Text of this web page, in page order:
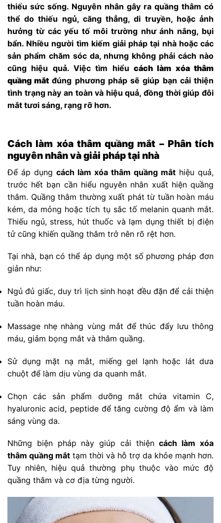
thiếu sức sống. Nguyên nhân gây ra quầng thâm có
thể do thiếu ngủ, căng thẳng, di truyền, hoặc ảnh
hưởng từ các yếu tố môi trường như ánh nắng, bụi
bẩn. Nhiều người tìm kiếm giải pháp tại nhà hoặc các
sản phẩm chăm sóc da, nhưng không phải cách nào
cũng hiệu quả. Việc tìm hiểu cách làm xóa thâm
quầng mắt đúng phương pháp sẽ giúp bạn cải thiện
tình trạng này an toàn và hiệu quả, đồng thời giúp đôi
mắt tươi sáng, rạng rỡ hơn.
Cách làm xóa thâm quầng mắt – Phân tích
nguyên nhân và giải pháp tại nhà
Để áp dụng cách làm xóa thâm quầng mắt hiệu quả,
trước hết bạn cần hiểu nguyên nhân xuất hiện quầng
thâm. Quầng thâm thường xuất phát từ tuần hoàn máu
kém, da mỏng hoặc tích tụ sắc tố melanin quanh mắt.
Thiếu ngủ, stress, hút thuốc và lạm dụng thiết bị điện
tử cũng khiến quầng thâm trở nên rõ rệt hơn.
Tại nhà, bạn có thể áp dụng một số phương pháp đơn
giản như:
Ngủ đủ giấc, duy trì lịch sinh hoạt đều đặn để cải thiện
tuần hoàn máu.
Massage nhẹ nhàng vùng mắt để thúc đẩy lưu thông
máu, giảm bọng mắt và thâm quầng.
Sử dụng mặt nạ mắt, miếng gel lạnh hoặc lát dưa
chuột để làm dịu vùng da quanh mắt.
Chọn các sản phẩm dưỡng mắt chứa vitamin C,
hyaluronic acid, peptide để tăng cường độ ẩm và làm
sáng vùng da.
Những biện pháp này giúp cải thiệncách làm xóa
thâm quầng mắt tạm thời và hỗ trợ da khỏe mạnh hơn.
Tuy nhiên, hiệu quả thường phụ thuộc vào mức độ
quầng thâm và cơ địa từng người.